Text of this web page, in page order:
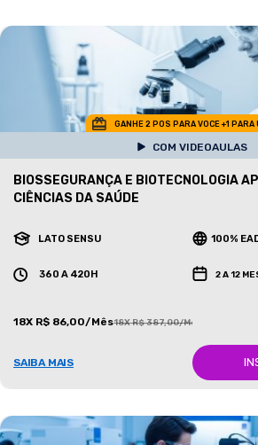
GANHE 2 POS PARA VOCE +1 PARA
COM VIDEOAULAS
BIOSSEGURANÇA E BIOTECNOLOGIA
CIÊNCIAS DA SAÚDE
LATO SENSU 100%
360 A 420H 2 A 12
18X R$ 86,00/Mês18X R$ 387,00/Mês
SAIBA MAIS